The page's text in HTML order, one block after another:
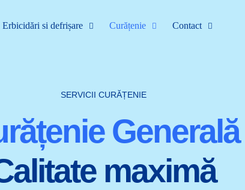
Erbicidări si defrișare Curățenie Contact
SERVICII CURĂȚENIE
Generală
maximă